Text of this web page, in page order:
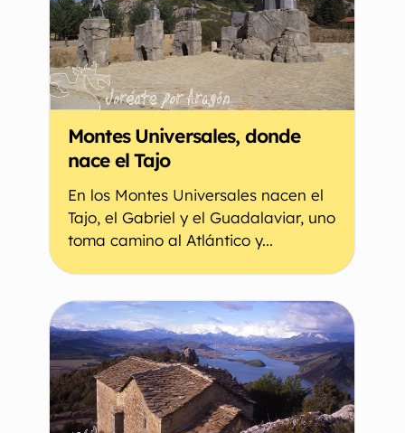
Montes Universales, donde
nace el Tajo
En los Montes Universales nacen el
Tajo, el Gabriel y el Guadalaviar, uno
toma camino al Atlántico y...